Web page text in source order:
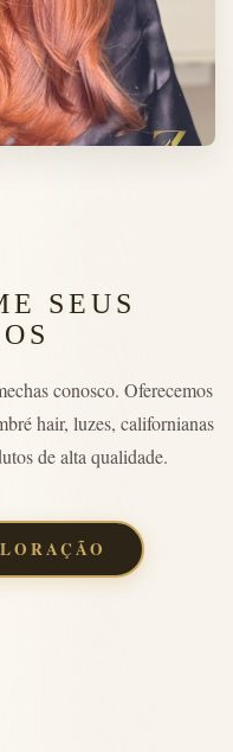
SEUS
conosco. Oferecemos
hair, luzes, californianas
de alta qualidade.